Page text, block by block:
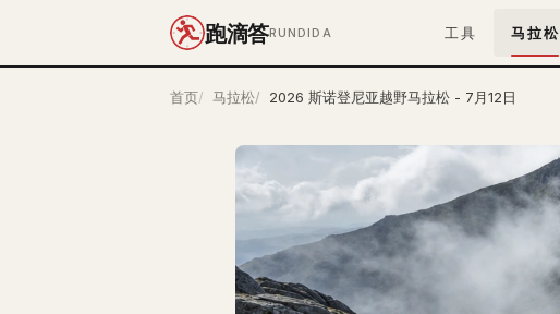
跑滴答RUNDIDA 工具 马拉松
首页 马拉松 2026 斯诺登尼亚越野马拉松 - 7月12日